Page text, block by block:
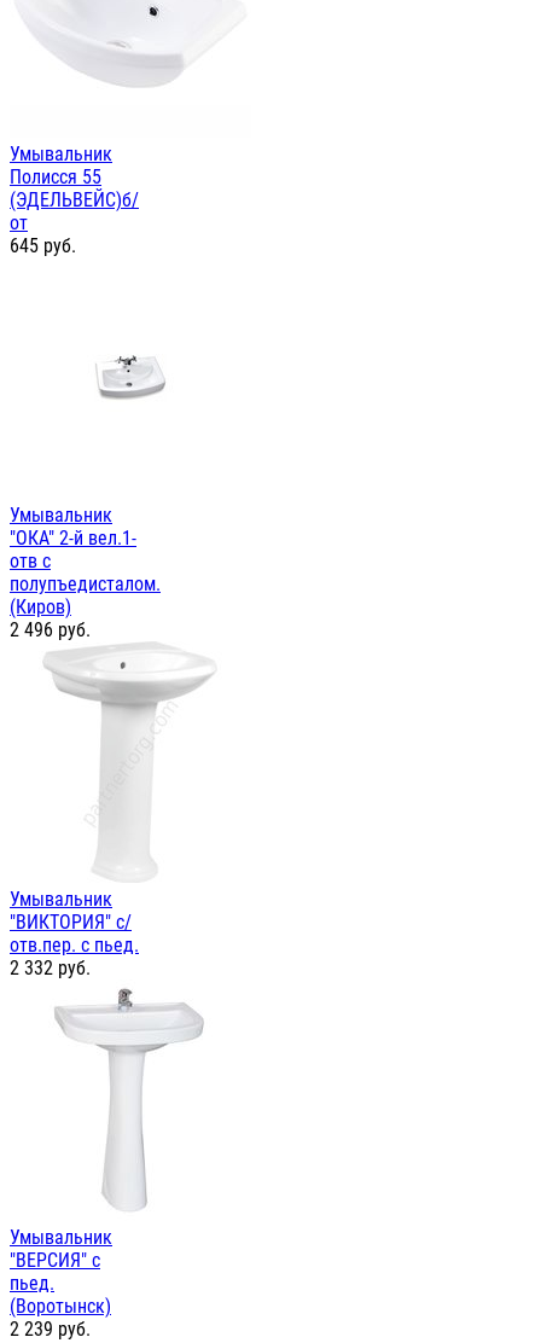
Умывальник
Полисся 55
(ЭДЕЛЬВЕЙС)б/
от
645 руб.
Умывальник
"ОКА" 2-й вел.1-
отв с
полупъедисталом.
(Киров)
2 496 руб.
Умывальник
"ВИКТОРИЯ" с/
отв.пер. с пьед.
2 332 руб.
Умывальник
"ВЕРСИЯ" с
пьед.
(Воротынск)
2 239 руб.